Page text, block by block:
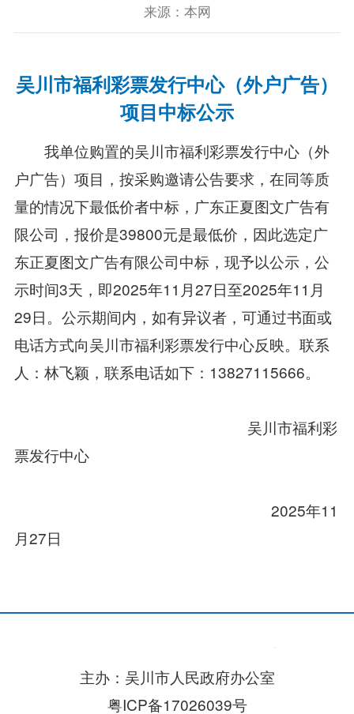
来源：本网
吴川市福利彩票发行中心（外户广告）
项目中标公示
我单位购置的吴川市福利彩票发行中心（外
户广告）项目，按采购邀请公告要求，在同等质
量的情况下最低价者中标，广东正夏图文广告有
限公司，报价是39800元是最低价，因此选定广
东正夏图文广告有限公司中标，现予以公示，公
示时间3天，即2025年11月27日至2025年11月
29日。公示期间内，如有异议者，可通过书面或
电话方式向吴川市福利彩票发行中心反映。联系
人：林飞颖，联系电话如下：13827115666。
吴川市福利彩
票发行中心
2025年11
月27日
主办：吴川市人民政府办公室
粤ICP备17026039号